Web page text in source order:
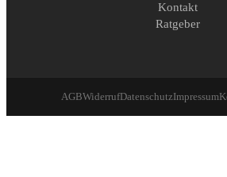
Kontakt
Ratgeber
AGBWiderrufDatenschutzImpressum